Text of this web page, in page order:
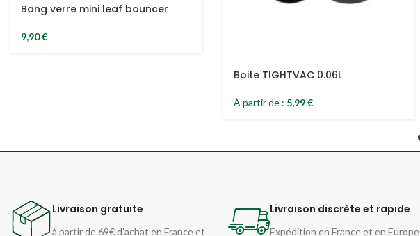
Bang verre mini leaf bouncer
9,90€
Boite TIGHTVAC 0.06L
À partir de : 5,99€
Livraison gratuite
à partir de 69€ d'achat en France et
Livraison discrète et rapide
Expédition en France et en Europe